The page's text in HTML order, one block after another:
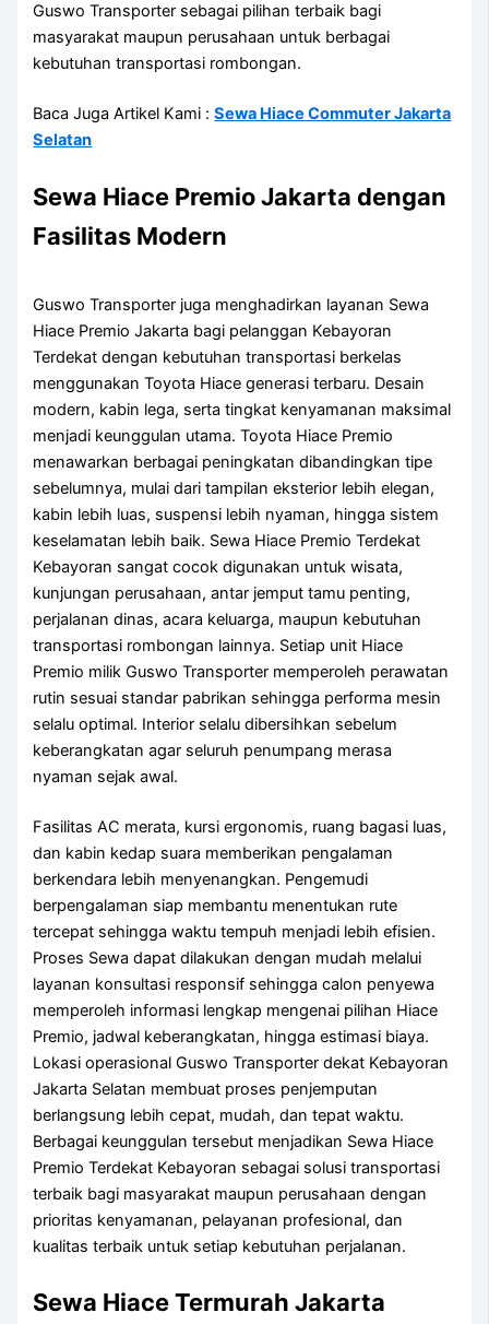
Guswo Transporter sebagai pilihan terbaik bagi
masyarakat maupun perusahaan untuk berbagai
kebutuhan transportasi rombongan.
Baca Juga Artikel Kami :Sewa Hiace Commuter Jakarta
Selatan
Sewa Hiace Premio Jakarta dengan
Fasilitas Modern
Guswo Transporter juga menghadirkan layanan Sewa
Hiace Premio Jakarta bagi pelanggan Kebayoran
Terdekat dengan kebutuhan transportasi berkelas
menggunakan Toyota Hiace generasi terbaru. Desain
modern, kabin lega, serta tingkat kenyamanan maksimal
menjadi keunggulan utama. Toyota Hiace Premio
menawarkan berbagai peningkatan dibandingkan tipe
sebelumnya, mulai dari tampilan eksterior lebih elegan,
kabin lebih luas, suspensi lebih nyaman, hingga sistem
keselamatan lebih baik. Sewa Hiace Premio Terdekat
Kebayoran sangat cocok digunakan untuk wisata,
kunjungan perusahaan, antar jemput tamu penting,
perjalanan dinas, acara keluarga, maupun kebutuhan
transportasi rombongan lainnya. Setiap unit Hiace
Premio milik Guswo Transporter memperoleh perawatan
rutin sesuai standar pabrikan sehingga performa mesin
selalu optimal. Interior selalu dibersihkan sebelum
keberangkatan agar seluruh penumpang merasa
nyaman sejak awal.
Fasilitas AC merata, kursi ergonomis, ruang bagasi luas,
dan kabin kedap suara memberikan pengalaman
berkendara lebih menyenangkan. Pengemudi
berpengalaman siap membantu menentukan rute
tercepat sehingga waktu tempuh menjadi lebih efisien.
Proses Sewa dapat dilakukan dengan mudah melalui
layanan konsultasi responsif sehingga calon penyewa
memperoleh informasi lengkap mengenai pilihan Hiace
Premio, jadwal keberangkatan, hingga estimasi biaya.
Lokasi operasional Guswo Transporter dekat Kebayoran
Jakarta Selatan membuat proses penjemputan
berlangsung lebih cepat, mudah, dan tepat waktu.
Berbagai keunggulan tersebut menjadikan Sewa Hiace
Premio Terdekat Kebayoran sebagai solusi transportasi
terbaik bagi masyarakat maupun perusahaan dengan
prioritas kenyamanan, pelayanan profesional, dan
kualitas terbaik untuk setiap kebutuhan perjalanan.
Sewa Hiace Termurah Jakarta